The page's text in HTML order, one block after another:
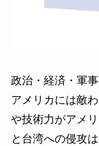
政治・経済・軍
アメリカには敵
や技術力がアメ
と台湾への侵攻